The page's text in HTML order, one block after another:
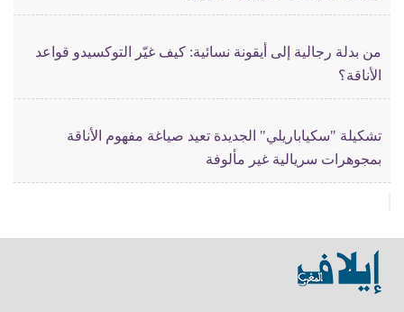
من بدلة رجالية إلى أيقونة نسائية: كيف غيّر التوكسيدو قواعد
الأناقة؟
تشكيلة "سكياباريلي" الجديدة تعيد صياغة مفهوم الأناقة
بمجوهرات سريالية غير مألوفة